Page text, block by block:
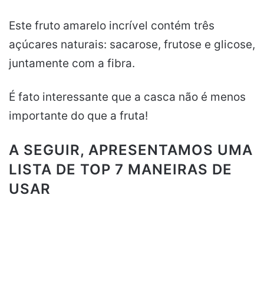
Este fruto amarelo incrível contém três
açúcares naturais: sacarose, frutose e glicose,
juntamente com a fibra.
É fato interessante que a casca não é menos
importante do que a fruta!
A SEGUIR, APRESENTAMOS UMA
LISTA DE TOP 7 MANEIRAS DE
USAR